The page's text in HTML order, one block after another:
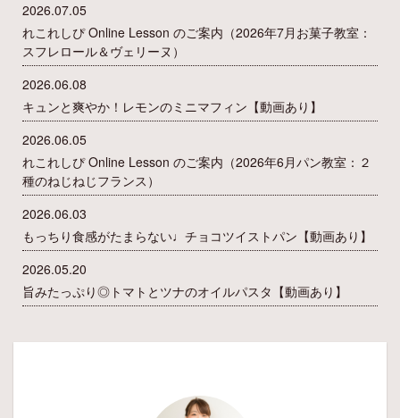
2026.07.05
れこれしぴ Online Lesson のご案内（2026年7月お菓子教室：
スフレロール＆ヴェリーヌ）
2026.06.08
キュンと爽やか！レモンのミニマフィン【動画あり】
2026.06.05
れこれしぴ Online Lesson のご案内（2026年6月パン教室：２
種のねじねじフランス）
2026.06.03
もっちり食感がたまらない♩チョコツイストパン【動画あり】
2026.05.20
旨みたっぷり◎トマトとツナのオイルパスタ【動画あり】